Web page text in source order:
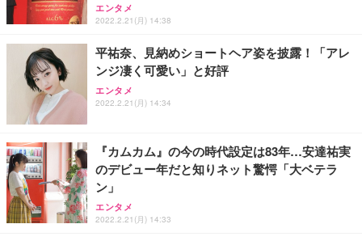
エンタメ
2022.2.21(月) 14:38
平祐奈、見納めショートヘア姿を披露！「アレ
ンジ凄く可愛い」と好評
エンタメ
2022.2.21(月) 14:34
『カムカム』の今の時代設定は83年…安達祐実
のデビュー年だと知りネット驚愕「大ベテラ
ン」
エンタメ
2022.2.21(月) 14:33